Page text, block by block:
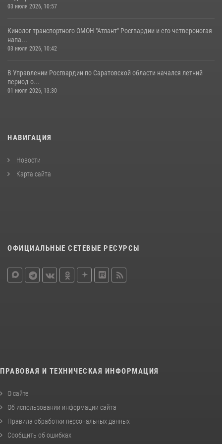
03 июля 2026, 10:57
Кинолог транспортного ОМОН "Атлант" Росгвардии и его четвероногая
напа...
03 июля 2026, 10:42
В Управлении Росгвардии по Саратовской области начался летний
период о...
01 июля 2026, 13:30
НАВИГАЦИЯ
Новости
Карта сайта
ОФИЦИАЛЬНЫЕ СЕТЕВЫЕ РЕСУРСЫ
ПРАВОВАЯ И ТЕХНИЧЕСКАЯ ИНФОРМАЦИЯ
О сайте
Об использовании информации сайта
Правила обработки персональных данных
Сообщить об ошибках